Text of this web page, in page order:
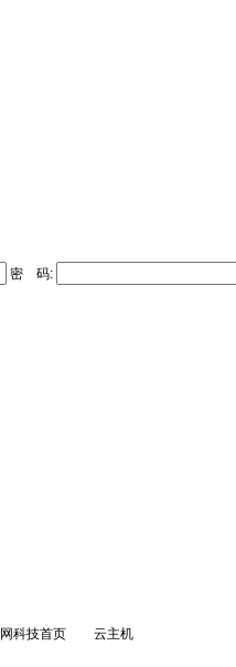
密 码:
科技首页
云主机